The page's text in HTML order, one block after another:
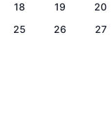
18 19 20
25 26 27